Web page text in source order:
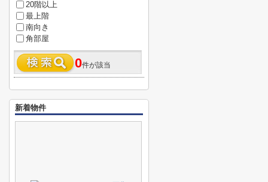
20階以上
最上階
南向き
角部屋
0件が該当
新着物件